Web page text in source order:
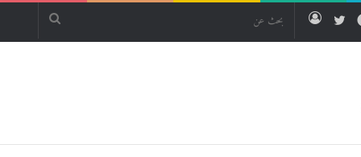
تسجيل
تويتر فيسبوك